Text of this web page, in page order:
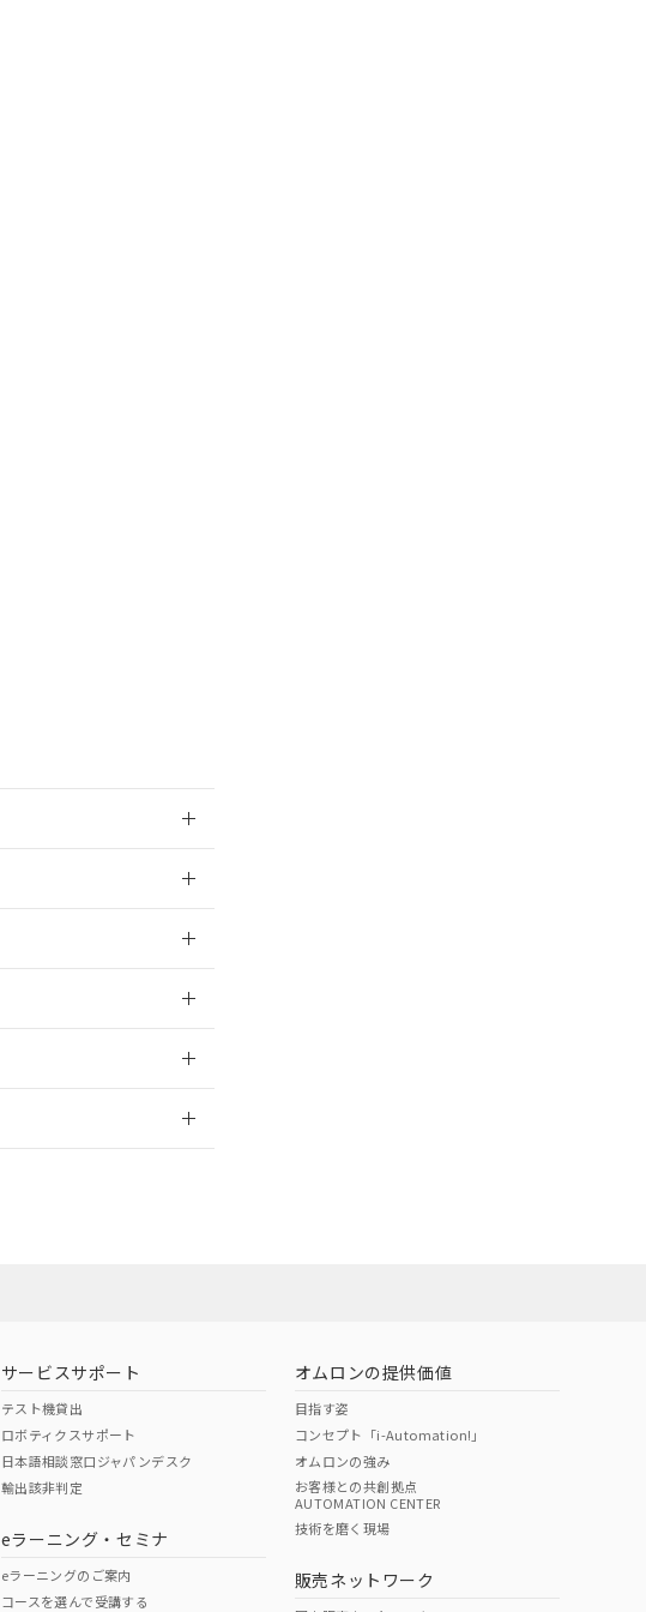
O
は開示しないようお願いしま
当社および当社の共同利用者
で利用することをご了承くだ
利用者の範囲」に記載されて
な影響を及ぼさない年数を意
客様担当のオムロン制御
サービスサポート
テスト機貸出
ロボティクスサポート
日本語相談窓口ジャパンデスク
輸出該非判定
eラーニング・セミナ
eラーニングのご案内
コースを選んで受講する
オムロンの提供価値
目指す姿
コンセプト「i-Automation!」
オムロンの強み
お客様との共創拠点
AUTOMATION CENTER
技術を磨く現場
販売ネットワーク